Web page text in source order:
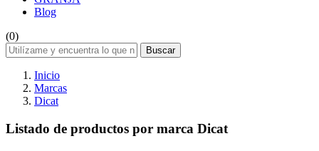
Blog
(0)
Buscar
Inicio
Marcas
Dicat
Listado de productos por marca Dicat